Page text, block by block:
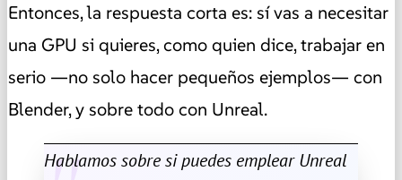
Entonces, la respuesta corta es: sí vas a necesitar
una GPU si quieres, como quien dice, trabajar en
serio —no solo hacer pequeños ejemplos— con
Blender, y sobre todo con Unreal.
Hablamos sobre si puedes emplear Unreal